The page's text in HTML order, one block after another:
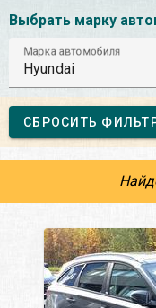
Выбрать марку
Марка автомобиля
Hyundai
СБРОСИТЬ